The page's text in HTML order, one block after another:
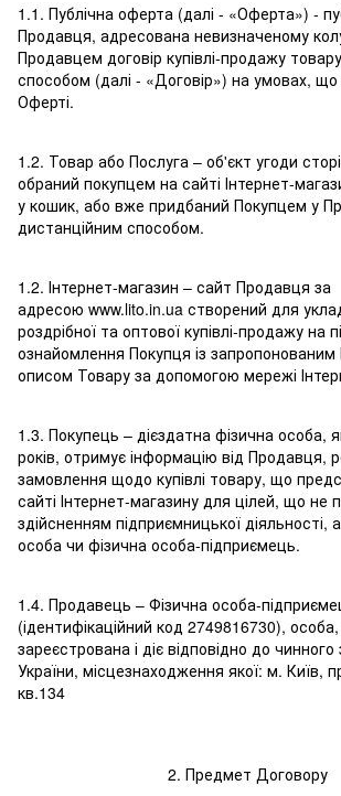
1.1. Публічна оферта (далі - «Оферта») -
Продавця, адресована невизначеному
Продавцем договір купівлі-продажу
способом (далі - «Договір») на умовах, що
Оферті.
1.2. Товар або Послуга – об'єкт угоди
обраний покупцем на сайті Інтернет-
у кошик, або вже придбаний Покупцем у
дистанційним способом.
1.2. Інтернет-магазин – сайт Продавця за
адресою www.lito.in.ua створений для
роздрібної та оптової купівлі-продажу на
ознайомлення Покупця із
описом Товару за допомогою мережі
1.3. Покупець – дієздатна фізична особа,
років, отримує інформацію від Продавця,
замовлення щодо купівлі товару, що
сайті Інтернет-магазину для цілей, що не
здійсненням підприємницької
особа чи фізична особа-підприємець.
1.4. Продавець – Фізична особа-
(ідентифікаційний код 2749816730),
зареєстрована і діє відповідно до
України, місцезнаходження якої: м. Київ,
кв.134
2. Предмет Договору